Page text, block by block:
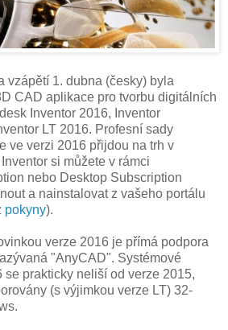
vzápětí 1. dubna (česky) byla
CAD aplikace pro tvorbu digitálních
Inventor 2016, Inventor
LT 2016. Profesní sady
ve verzi 2016 přijdou na trh v
si můžete v rámci
nebo Desktop Subscription
a nainstalovat z vašeho portálu
pokyny).
verze 2016 je přímá podpora
"AnyCAD". Systémové
se prakticky neliší od verze 2015,
(s výjimkou verze LT) 32-